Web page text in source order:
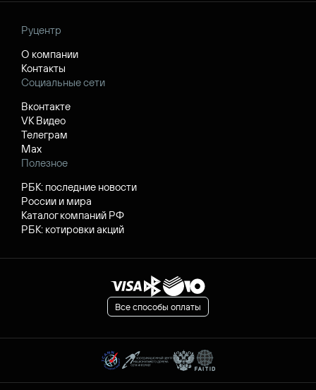
Руцентр
О компании
Контакты
Социальные сети
Вконтакте
VK Видео
Телеграм
Max
Полезное
РБК: последние новости
России и мира
Каталог компаний РФ
РБК: котировки акций
Все способы оплаты